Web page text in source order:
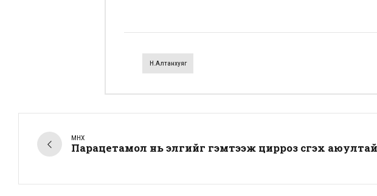
Н.Алтанхуяг
ӨМНӨХ
Парацетамол нь элгийг гэмтээж цирроз үүсгэх аюултай